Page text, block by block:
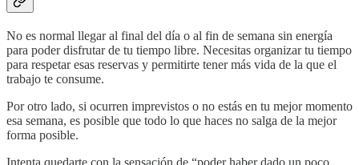
No es normal llegar al final del día o al fin de semana sin energía
para poder disfrutar de tu tiempo libre. Necesitas organizar tu tiempo
para respetar esas reservas y permitirte tener más vida de la que el
trabajo te consume.
Por otro lado, si ocurren imprevistos o no estás en tu mejor momento
esa semana, es posible que todo lo que haces no salga de la mejor
forma posible.
Intenta quedarte con la sensación de “poder haber dado un poco